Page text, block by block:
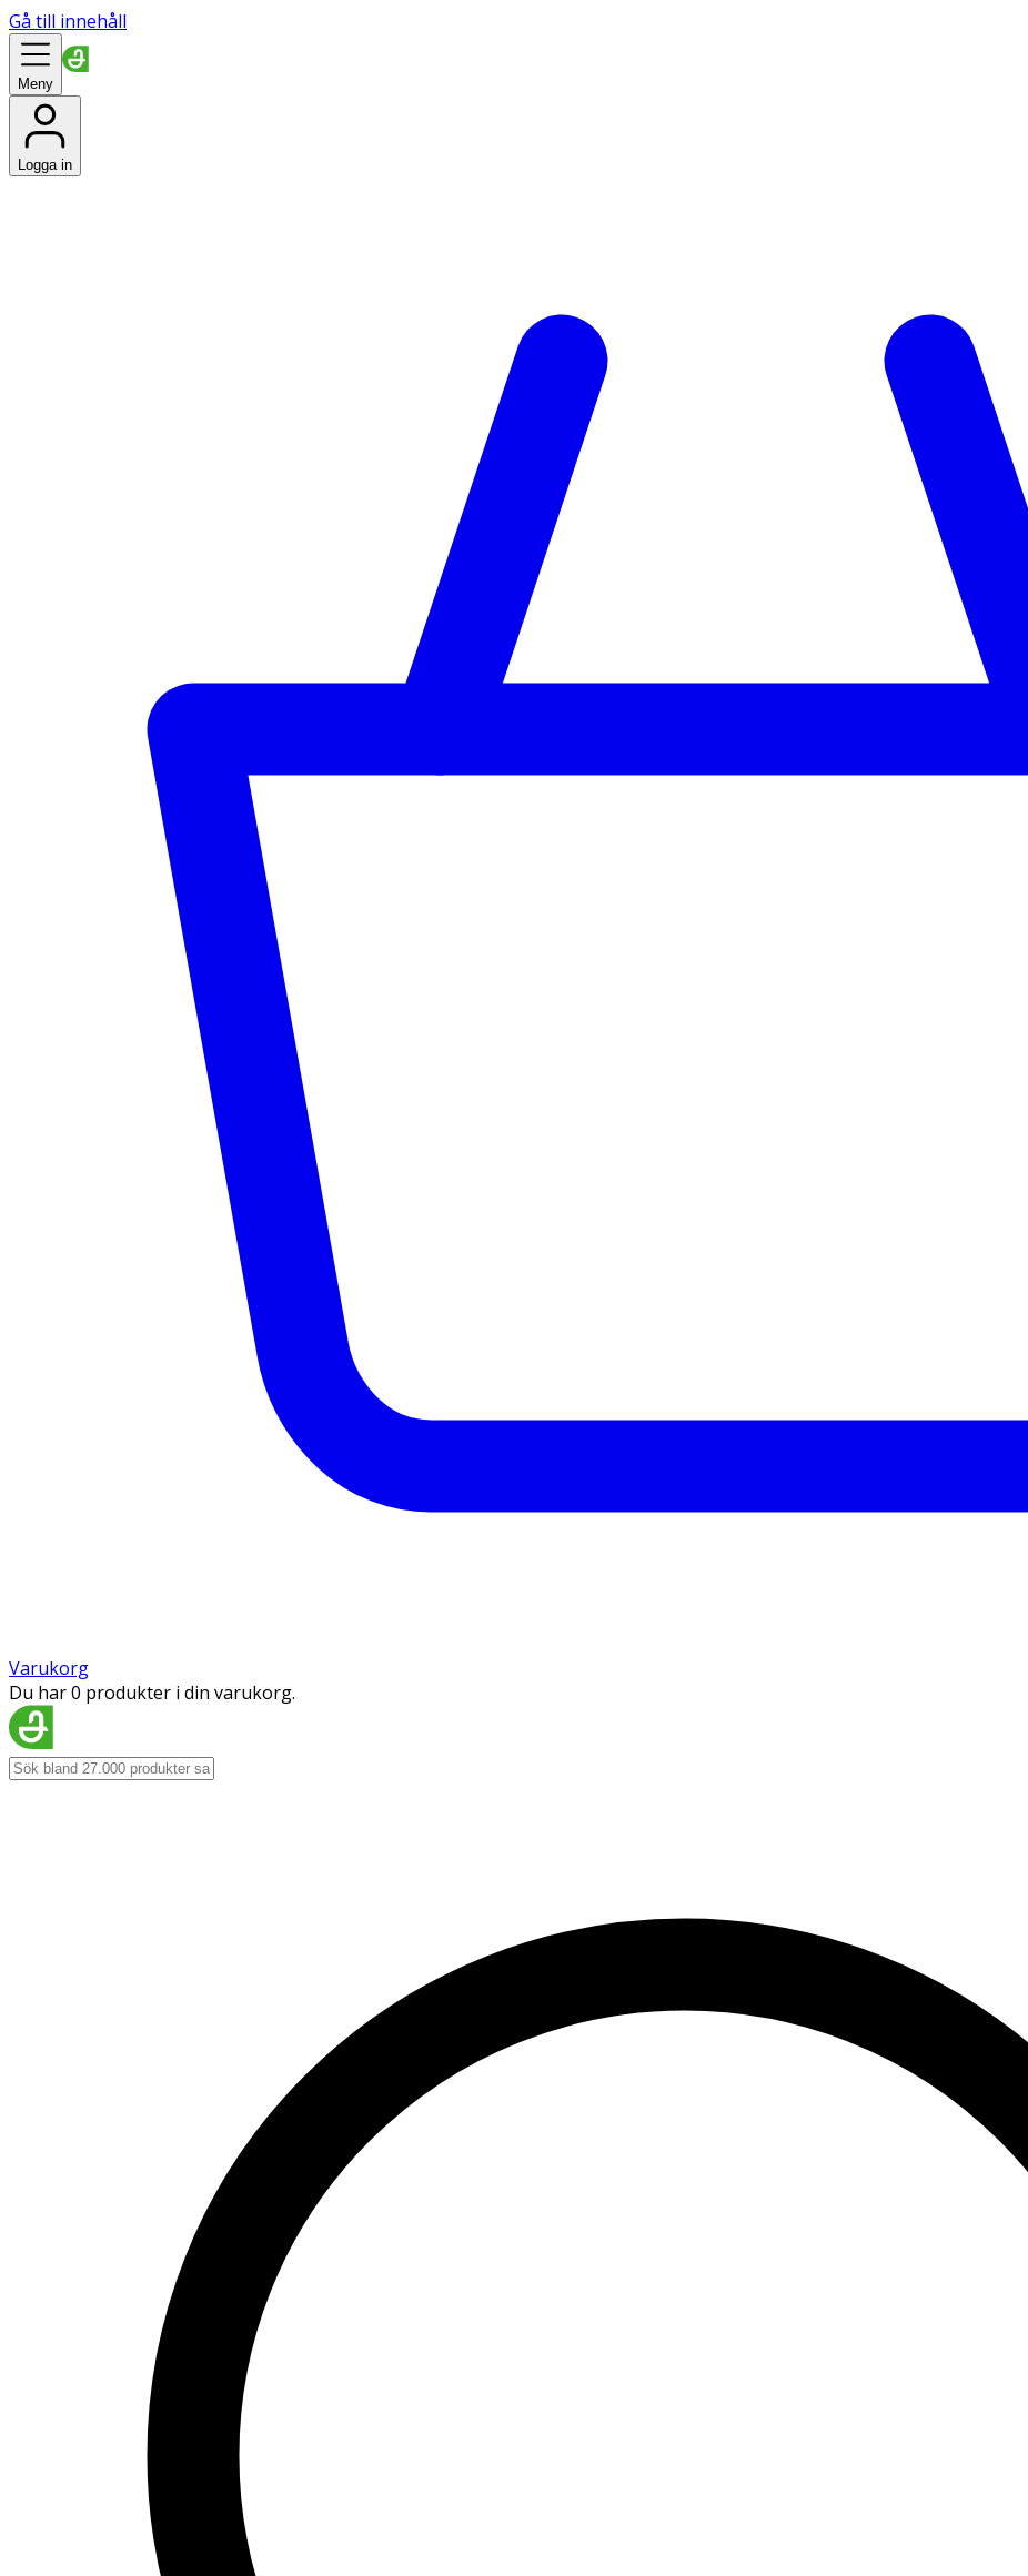
Gå till innehåll
Meny
Logga in
Varukorg
Du har 0 produkter i din varukorg.